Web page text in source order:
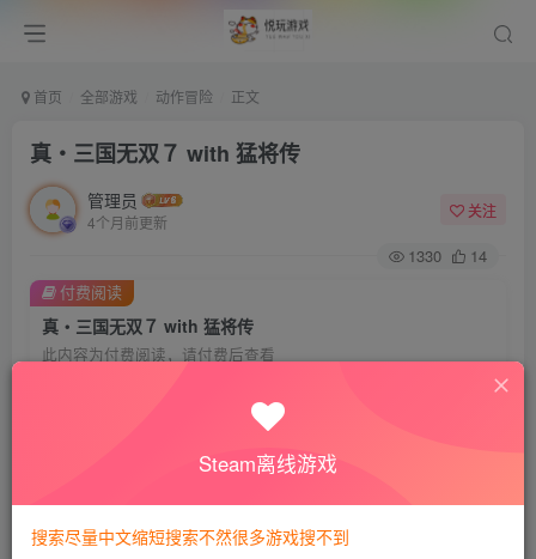
首页 全部游戏 动作冒险 正文
真・三国无双７ with 猛将传
管理员
4个月前更新
关注
1330 14
真・三国无双７ with 猛将传
此内容为付费阅读，请付费后查看
开通会员
付费阅读
Steam离线游戏
搜索尽量中文缩短搜索不然很多游戏搜不到